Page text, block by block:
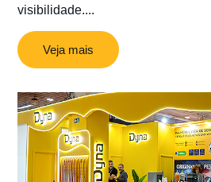
visibilidade....
Veja mais